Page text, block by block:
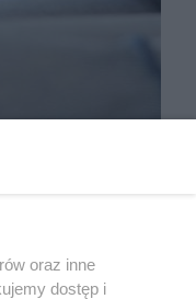
oraz inne
dostęp i